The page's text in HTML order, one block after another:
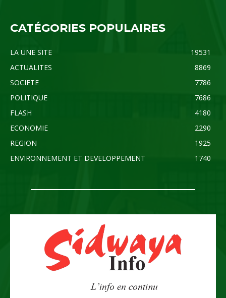
CATÉGORIES POPULAIRES
LA UNE SITE
19531
ACTUALITES
8869
SOCIETE
7786
POLITIQUE
7686
FLASH
4180
ECONOMIE
2290
REGION
1925
ENVIRONNEMENT ET DEVELOPPEMENT
1740